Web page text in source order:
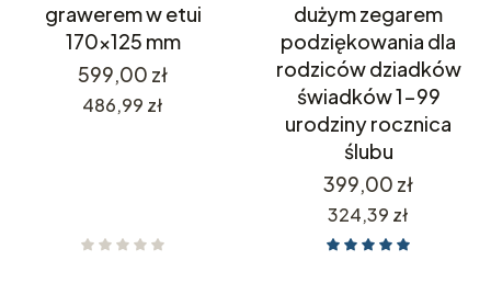
grawerem w etui
170x125 mm
Cena
599,00 zł
Cena
486,99 zł
dużym zegarem
podziękowania dla
rodziców dziadków
świadków 1-99
urodziny rocznica
ślubu
Cena
399,00 zł
Cena
324,39 zł